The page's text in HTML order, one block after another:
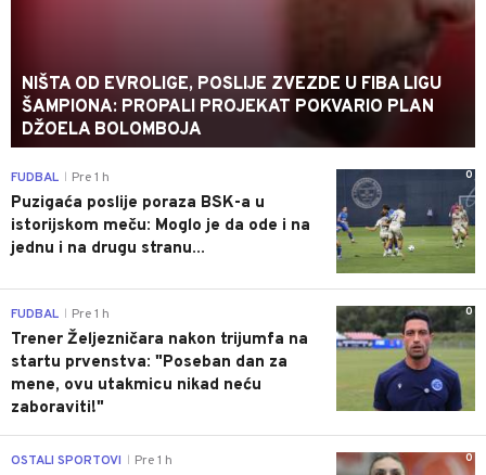
NIŠTA OD EVROLIGE, POSLIJE ZVEZDE U FIBA LIGU
ŠAMPIONA: PROPALI PROJEKAT POKVARIO PLAN
DŽOELA BOLOMBOJA
0
FUDBAL Pre 1 h
Puzigaća poslije poraza BSK-a u
istorijskom meču: Moglo je da ode i na
jednu i na drugu stranu...
0
FUDBAL Pre 1 h
Trener Željezničara nakon trijumfa na
startu prvenstva: "Poseban dan za
mene, ovu utakmicu nikad neću
zaboraviti!"
0
OSTALI SPORTOVI Pre 1 h